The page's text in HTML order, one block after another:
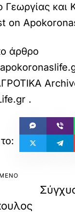
Γεωργίας και
on
άρθρο
.